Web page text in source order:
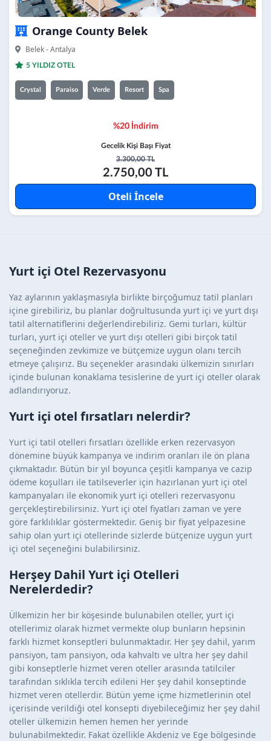
Orange County Belek
Belek - Antalya
5 YILDIZ OTEL
Crystal Paraiso Verde Resort Spa
%20 İndirim
Gecelik Kişi Başı Fiyat
3.300,00 TL
2.750,00 TL
Oteli İncele
Yurt içi Otel Rezervasyonu
Yaz aylarının yaklaşmasıyla birlikte birçoğumuz tatil planları
içine girebiliriz, bu planlar doğrultusunda yurt içi ve yurt dışı
tatil alternatiflerini değerlendirebiliriz. Gemi turları, kültür
turları, yurt içi oteller ve yurt dışı otelleri gibi birçok tatil
seçeneğinden zevkimize ve bütçemize uygun olanı tercih
etmeye çalışırız. Bu seçenekler arasındaki ülkemizin sınırları
içinde bulunan konaklama tesislerine de yurt içi oteller olarak
adlandırıyoruz.
Yurt içi otel fırsatları nelerdir?
Yurt içi tatil otelleri fırsatları özellikle erken rezervasyon
dönemine büyük kampanya ve indirim oranları ile ön plana
çıkmaktadır. Bütün bir yıl boyunca çeşitli kampanya ve cazip
ödeme koşulları ile tatilseverler için hazırlanan yurt içi otel
kampanyaları ile ekonomik yurt içi otelleri rezervasyonu
gerçekleştirebilirsiniz. Yurt içi otel fiyatları zaman ve yere
göre farklılıklar göstermektedir. Geniş bir fiyat yelpazesine
sahip olan yurt içi otellerinde sizlerde bütçenize uygun yurt
içi otel seçeneğini bulabilirsiniz.
Herşey Dahil Yurt içi Otelleri
Nerelerdedir?
Ülkemizin her bir köşesinde bulunabilen oteller, yurt içi
otellerimiz olarak hizmet vermekte olup bunların hepsinin
farklı hizmet konseptleri bulunmaktadır. Her şey dahil, yarım
pansiyon, tam pansiyon, oda kahvaltı ve ultra her şey dahil
gibi konseptlerle hizmet veren oteller arasında tatilciler
tarafından sıklıkla tercih edileni Her şey dahil konseptinde
hizmet veren otellerdir. Bütün yeme içme hizmetlerinin otel
içerisinde verildiği otel konsepti diyebileceğimiz her şey dahil
oteller ülkemizin hemen hemen her yerinde
bulunabilmektedir. Fakat özellikle Akdeniz ve Ege bölgesinde